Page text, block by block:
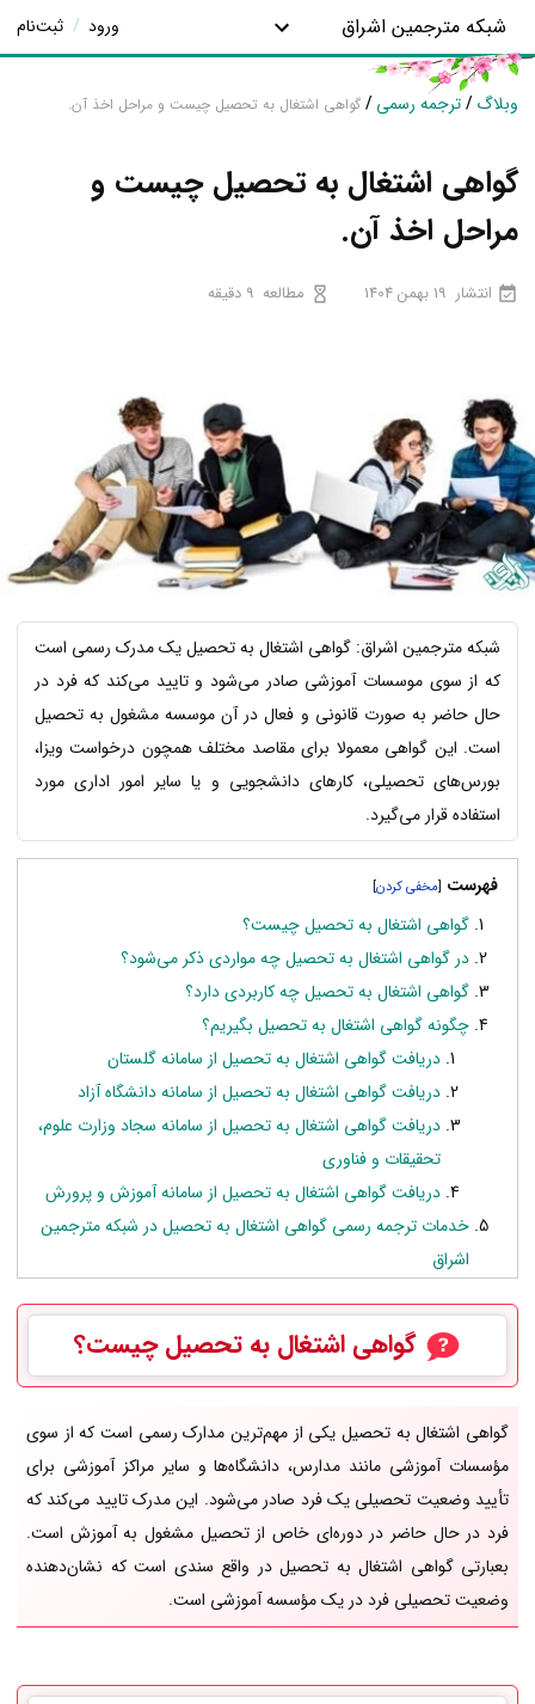
شبکه مترجمین اشراق ورود / ثبت‌نام
وبلاگ /ترجمه رسمی / گواهی اشتغال به تحصیل چیست و مراحل اخذ آن.
گواهی اشتغال به تحصیل چیست و
مراحل اخذ آن.
انتشار 19 بهمن 1404 مطالعه 9 دقیقه
شبکه مترجمین اشراق: گواهی اشتغال به تحصیل یک مدرک رسمی است
که از سوی موسسات آموزشی صادر می‌شود و تایید می‌کند که فرد در
حال حاضر به صورت قانونی و فعال در آن موسسه مشغول به تحصیل
است. این گواهی معمولا برای مقاصد مختلف همچون درخواست ویزا،
بورس‌های تحصیلی، کارهای دانشجویی و یا سایر امور اداری مورد
استفاده قرار می‌گیرد.
فهرست [
]
گواهی اشتغال به تحصیل چیست؟
در گواهی اشتغال به تحصیل چه مواردی ذکر می‌شود؟
گواهی اشتغال به تحصیل چه کاربردی دارد؟
چگونه گواهی اشتغال به تحصیل بگیریم؟
دریافت گواهی اشتغال به تحصیل از سامانه گلستان
دریافت گواهی اشتغال به تحصیل از سامانه دانشگاه آزاد
دریافت گواهی اشتغال به تحصیل از سامانه سجاد وزارت علوم،
تحقیقات و فناوری
دریافت گواهی اشتغال به تحصیل از سامانه آموزش و پرورش
خدمات ترجمه رسمی گواهی اشتغال به تحصیل در شبکه مترجمین
اشراق
گواهی اشتغال به تحصیلچیست؟
گواهی اشتغال به تحصیل یکی از مهم‌ترین مدارک رسمی است که از سوی
مؤسسات آموزشی مانند مدارس، دانشگاه‌ها و سایر مراکز آموزشی برای
تأیید وضعیت تحصیلی یک فرد صادر می‌شود. این مدرک تایید می‌کند که
فرد در حال حاضر در دوره‌ای خاص از تحصیل مشغول به آموزش است.
بعبارتی گواهی اشتغال به تحصیل در واقع سندی است که نشان‌دهنده
وضعیت تحصیلی فرد در یک مؤسسه آموزشی است.